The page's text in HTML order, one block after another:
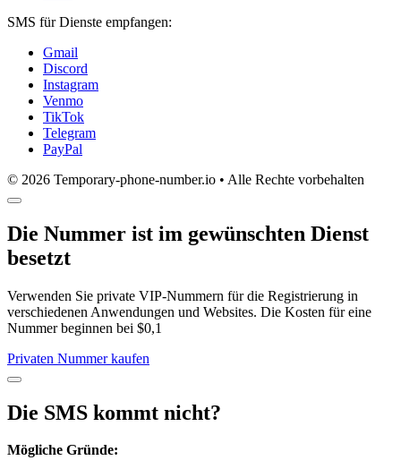
SMS für Dienste empfangen:
Gmail
Discord
Instagram
Venmo
TikTok
Telegram
PayPal
© 2026 Temporary-phone-number.io • Alle Rechte vorbehalten
Die Nummer ist im gewünschten Dienst
besetzt
Verwenden Sie private VIP-Nummern für die Registrierung in
verschiedenen Anwendungen und Websites. Die Kosten für eine
Nummer beginnen bei $0,1
Privaten Nummer kaufen
Die SMS kommt nicht?
Mögliche Gründe: